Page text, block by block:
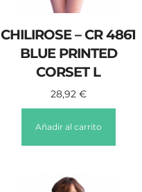
CHILIROSE – CR 4861
BLUE PRINTED
CORSET L
28,92 €
Añadir al carrito